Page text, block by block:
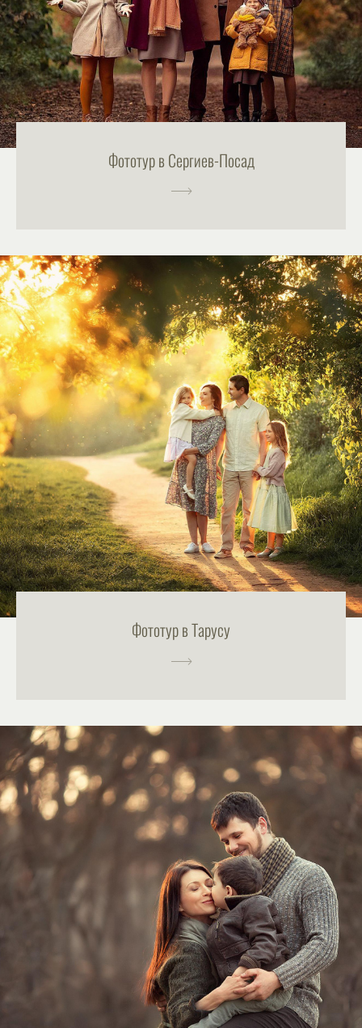
Фототур в Сергиев-Посад
Фототур в Тарусу